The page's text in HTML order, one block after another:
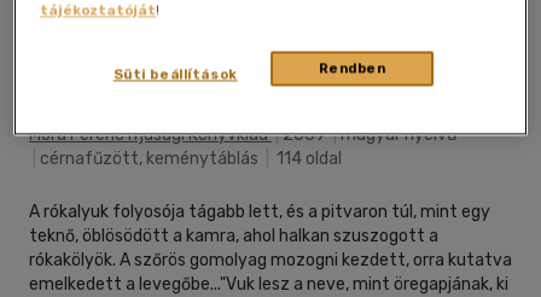
Móra Ferenc Ifjúsági Könyvkiad|2009|magyar nyelvű
cérnafűzött, keménytáblás 114 oldal
A rókalyuk folyosója tágabb lett, és a pitvaron túl, mint egy
teknő, öblösödött a kamra, ahol halkan szuszogott a
rókakölyök. A szőrös gomolyag mozogni kezdett, orra kutatva
emelkedett a levegőbe..."Vuk lesz a neve, mint öregapjának, ki
tájékoztatóját!
Rendben
Süti beállítások